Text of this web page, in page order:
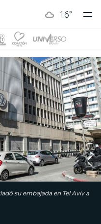
16°
su embajada en Tel Aviv a